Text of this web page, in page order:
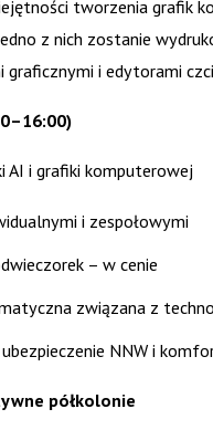
tworzenia grafik
z nich zostanie
i edytorami
AI i grafiki komputerowej
i zespołowymi
– w cenie
związana z
NNW i
półkolonie